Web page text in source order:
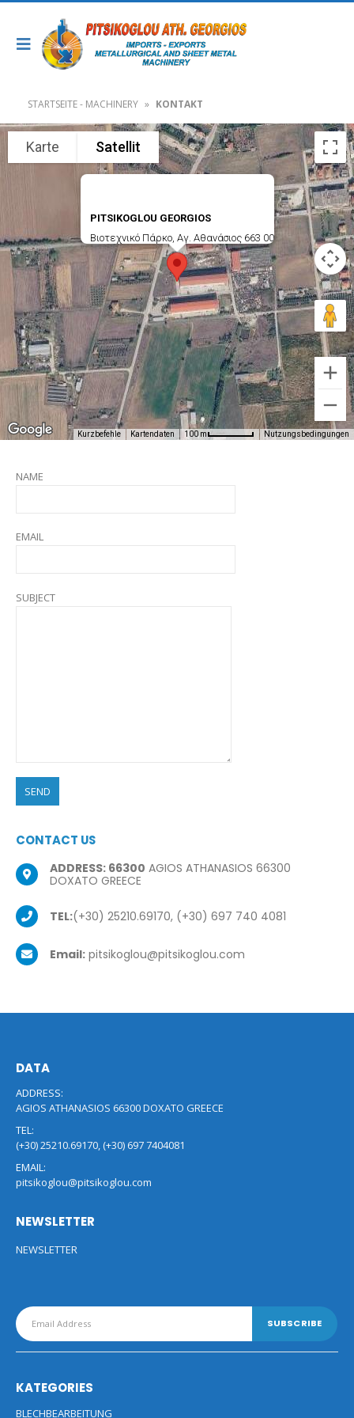
STARTSEITE - MACHINERY » KONTAKT
PITSIKOGLOU GEORGIOS
Βιοτεχνικό Πάρκο, Αγ. Αθανάσιος 663 00
Karte Satellit
Kurzbefehle Kartendaten 100 m Nutzungsbedingungen
NAME
EMAIL
SUBJECT
CONTACT US
ADDRESS: 66300 AGIOS ATHANASIOS 66300
DOXATO GREECE
TEL:(+30) 25210.69170, (+30) 697 740 4081
Email: pitsikoglou@pitsikoglou.com
DATA
ADDRESS:
AGIOS ATHANASIOS 66300 DOXATO GREECE
TEL:
(+30) 25210.69170, (+30) 697 7404081
EMAIL:
pitsikoglou@pitsikoglou.com
NEWSLETTER
NEWSLETTER
KATEGORIES
BLECHBEARBEITUNG